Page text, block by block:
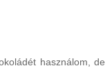
használom, de